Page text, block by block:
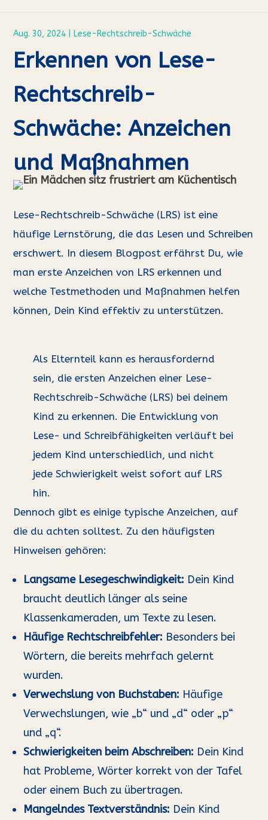
Aug. 30, 2024 Lese-Rechtschreib-Schwäche
Erkennen von Lese-
Rechtschreib-
Schwäche: Anzeichen
und Maßnahmen
Lese-Rechtschreib-Schwäche (LRS) ist eine
häufige Lernstörung, die das Lesen und Schreiben
erschwert. In diesem Blogpost erfährst Du, wie
man erste Anzeichen von LRS erkennen und
welche Testmethoden und Maßnahmen helfen
können, Dein Kind effektiv zu unterstützen.
Als Elternteil kann es herausfordernd
sein, die ersten Anzeichen einer Lese-
Rechtschreib-Schwäche (LRS) bei deinem
Kind zu erkennen. Die Entwicklung von
Lese- und Schreibfähigkeiten verläuft bei
jedem Kind unterschiedlich, und nicht
jede Schwierigkeit weist sofort auf LRS
hin.
Dennoch gibt es einige typische Anzeichen, auf
die du achten solltest. Zu den häufigsten
Hinweisen gehören:
Langsame Lesegeschwindigkeit: Dein Kind
braucht deutlich länger als seine
Klassenkameraden, um Texte zu lesen.
Häufige Rechtschreibfehler: Besonders bei
Wörtern, die bereits mehrfach gelernt
wurden.
Verwechslung von Buchstaben: Häufige
Verwechslungen, wie „b“ und „d“ oder „p“
und „q“.
Schwierigkeiten beim Abschreiben: Dein Kind
hat Probleme, Wörter korrekt von der Tafel
oder einem Buch zu übertragen.
Mangelndes Textverständnis: Dein Kind